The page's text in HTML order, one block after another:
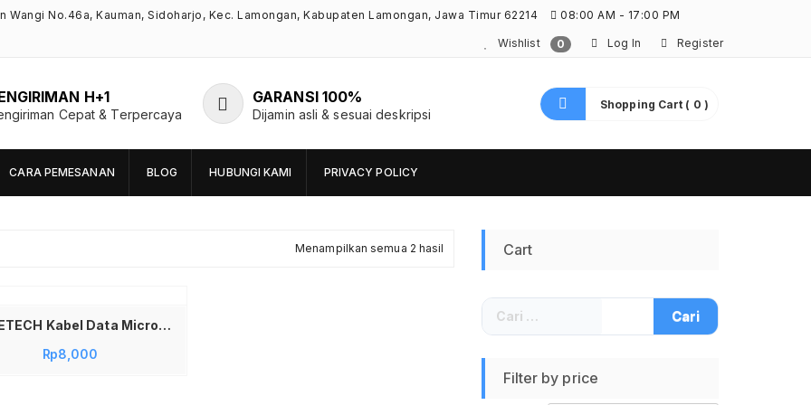
Wangi No.46a, Kauman, Sidoharjo, Kec. Lamongan, Kabupaten Lamongan, Jawa Timur 62214 08:00 AM - 17:00 PM
Wishlist 0 Log In Register
H+1
Cepat & Terpercaya
GARANSI 100%
Dijamin asli & sesuai deskripsi
Shopping Cart ( 0 )
CARA PEMESANAN BLOG HUBUNGI KAMI PRIVACY POLICY
Menampilkan semua 2 hasil
terbaru
CHOETECH Kabel Data Micro USB Kabel Charger Android Kabel Charger Micro USB Fast Charging 3A 50cm
Rp8,000
Cart
Cari
untuk:
Filter by price